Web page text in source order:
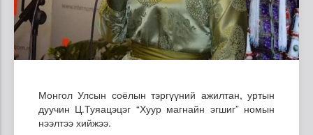
Монгол Улсын соёлын тэргүүний ажилтан, уртын
дуучин Ц.Туяацэцэг “Хуур магнайн эгшиг” номын
нээлтээ хийжээ.